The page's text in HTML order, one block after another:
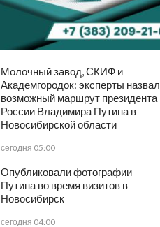
Молочный завод, СКИФ и
Академгородок: эксперты
возможный маршрут президента
России Владимира Путина в
Новосибирской области
сегодня 05:00
Опубликовали фотографии
Путина во время визитов в
Новосибирск
сегодня 04:00